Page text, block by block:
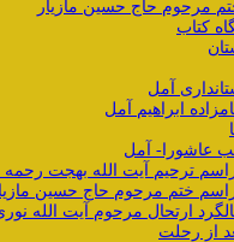
مرحوم حاج حسین مازیار
کتاب
آمل
ابراهیم آمل
عاشورا- آمل
ترحیم آیت الله بهجت رحمه
ختم مرحوم حاج حسین
ارتحال مرحوم آیت الله
از رحلت